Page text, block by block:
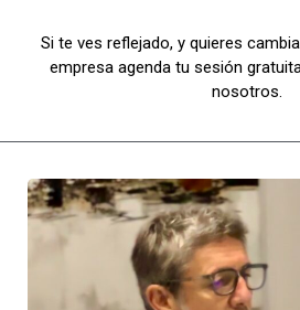
Si te ves reflejado, y quieres
empresa agenda tu sesión
nosotros.